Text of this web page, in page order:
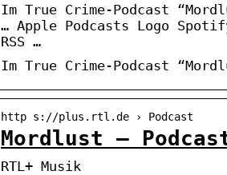
Im True Crime-Podcast
… Apple Podcasts Logo
RSS …
Im True Crime-Podcast
http s://plus.rtl.de › Podcast
Mordlust –
RTL+ Musik